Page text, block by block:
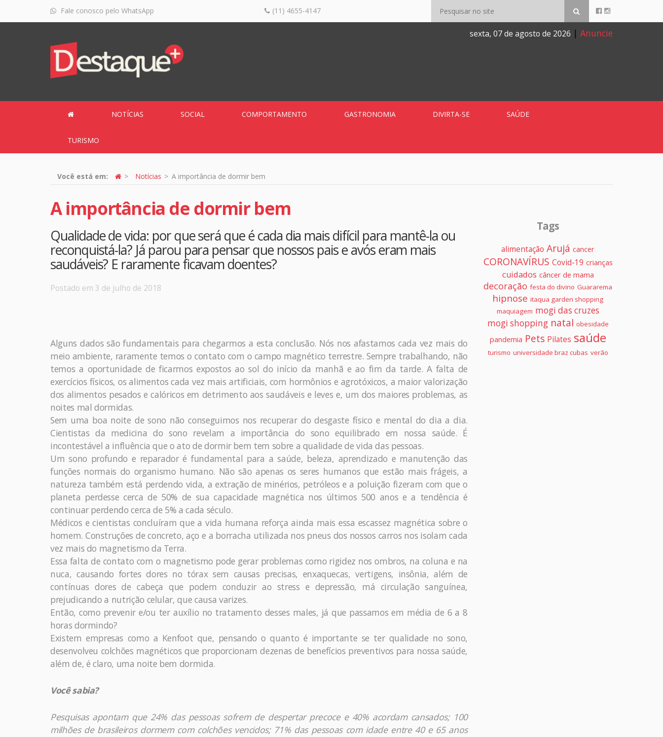
Fale conosco pelo WhatsApp (11) 4655-4147
sexta, 07 de agosto de 2026 | Anuncie
NOTÍCIAS SOCIAL COMPORTAMENTO GASTRONOMIA DIVIRTA-SE SAÚDE
TURISMO
Você está em: Notícias A importância de dormir bem
A importância de dormir bem
Qualidade de vida: por que será que é cada dia mais difícil para mantê-la ou
reconquistá-la? Já parou para pensar que nossos pais e avós eram mais
saudáveis? E raramente ficavam doentes?
Postado em 3 de julho de 2018
Alguns dados são fundamentais para chegarmos a esta conclusão. Nós nos afastamos cada vez mais do
meio ambiente, raramente temos o contato com o campo magnético terrestre. Sempre trabalhando, não
temos a oportunidade de ficarmos expostos ao sol do início da manhã e ao fim da tarde. A falta de
exercícios físicos, os alimentos cada vez mais artificiais, com hormônios e agrotóxicos, a maior valorização
dos alimentos pesados e calóricos em detrimento aos saudáveis e leves e, um dos maiores problemas, as
noites mal dormidas.
Sem uma boa noite de sono não conseguimos nos recuperar do desgaste físico e mental do dia a dia.
Cientistas da medicina do sono revelam a importância do sono equilibrado em nossa saúde. É
incontestável a influência que o ato de dormir bem tem sobre a qualidade de vida das pessoas.
Um sono profundo e reparador é fundamental para a saúde, beleza, aprendizado e manutenção das
funções normais do organismo humano. Não são apenas os seres humanos que estão mais frágeis, a
natureza também está perdendo vida, a extração de minérios, petróleos e a poluição fizeram com que o
planeta perdesse cerca de 50% de sua capacidade magnética nos últimos 500 anos e a tendência é
continuar perdendo cerca de 5% a cada século.
Médicos e cientistas concluíram que a vida humana reforça ainda mais essa escassez magnética sobre o
homem. Construções de concreto, aço e a borracha utilizada nos pneus dos nossos carros nos isolam cada
vez mais do magnetismo da Terra.
Essa falta de contato com o magnetismo pode gerar problemas como rigidez nos ombros, na coluna e na
nuca, causando fortes dores no tórax sem causas precisas, enxaquecas, vertigens, insônia, além de
contínuas dores de cabeça que podem conduzir ao stress e depressão, má circulação sanguínea,
prejudicando a nutrição celular, que causa varizes.
Então, como prevenir e/ou ter auxílio no tratamento desses males, já que passamos em média de 6 a 8
horas dormindo?
Existem empresas como a Kenfoot que, pensando o quanto é importante se ter qualidade no sono,
desenvolveu colchões magnéticos que proporcionam dezenas de benefícios preventivos para nossa saúde,
além de, é claro, uma noite bem dormida.
Você sabia?
Pesquisas apontam que 24% das pessoas sofrem de despertar precoce e 40% acordam cansados; 100
milhões de brasileiros dormem com colchões vencidos; 71% das pessoas com idade entre 40 e 65 anos
Tags
alimentação Arujá cancer
CORONAVÍRUS Covid-19 crianças
cuidados câncer de mama
decoração festa do divino Guararema
hipnose itaqua garden shopping
maquiagem mogi das cruzes
mogi shopping natal obesidade
pandemia Pets Pilates saúde
turismo universidade braz cubas verão